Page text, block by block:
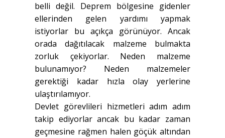
belli değil. Deprem bölgesine gidenler
ellerinden gelen yardımı yapmak
istiyorlar bu açıkça görünüyor. Ancak
orada dağıtılacak malzeme bulmakta
zorluk çekiyorlar. Neden malzeme
bulunamıyor? Neden malzemeler
gerektiği kadar hızla olay yerlerine
ulaştırılamıyor.
Devlet görevlileri hizmetleri adım adım
takip ediyorlar ancak bu kadar zaman
geçmesine rağmen halen göçük altından